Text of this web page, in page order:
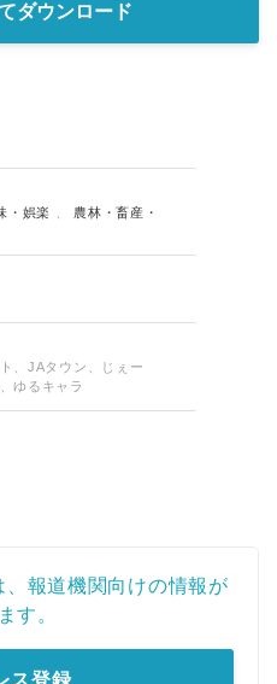
ダウンロード
・娯楽
農林・畜産・
、JAタウン、じぇー
ゆるキャラ
報道機関向けの情報が
す。
ス登録